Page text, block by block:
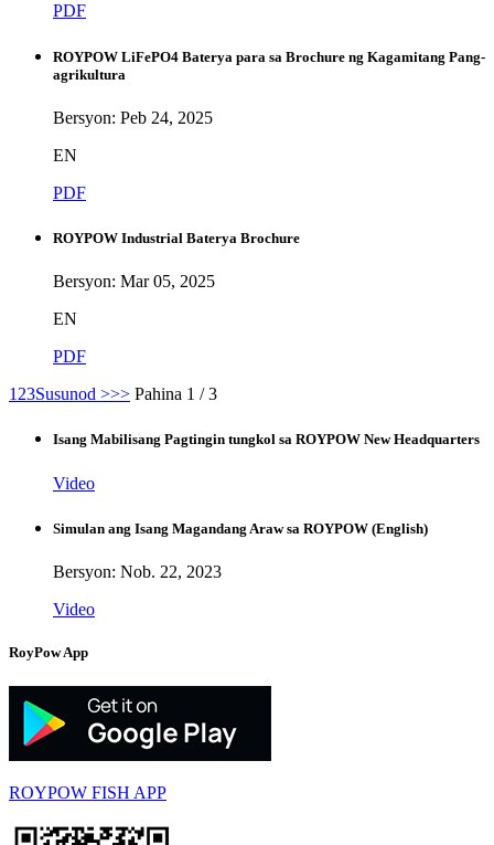
PDF
ROYPOW LiFePO4 Baterya para sa Brochure ng Kagamitang Pang-
agrikultura
Bersyon: Peb 24, 2025
EN
PDF
ROYPOW Industrial Baterya Brochure
Bersyon: Mar 05, 2025
EN
PDF
1 23Susunod >>> Pahina 1 / 3
Isang Mabilisang Pagtingin tungkol sa ROYPOW New Headquarters
Video
Simulan ang Isang Magandang Araw sa ROYPOW (English)
Bersyon: Nob. 22, 2023
Video
RoyPow App
ROYPOW FISH APP